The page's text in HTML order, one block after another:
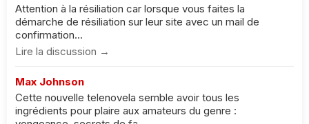
Attention à la résiliation car lorsque vous faites la
démarche de résiliation sur leur site avec un mail de
confirmation...
Lire la discussion →
Max Johnson
Cette nouvelle telenovela semble avoir tous les
ingrédients pour plaire aux amateurs du genre :